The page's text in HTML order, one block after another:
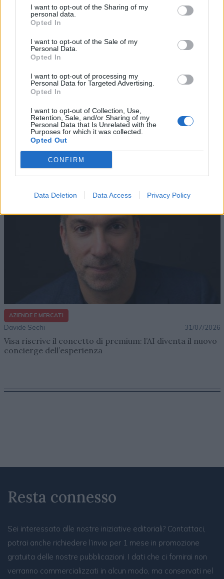
I want to opt-out of the Sharing of my
personal data.
Opted In
I want to opt-out of the Sale of my
Personal Data.
Opted In
I want to opt-out of processing my
Personal Data for Targeted Advertising.
Opted In
I want to opt-out of Collection, Use,
Retention, Sale, and/or Sharing of my
Personal Data that Is Unrelated with the
Purposes for which it was collected.
Opted Out
CONFIRM
Data Deletion Data Access Privacy Policy
AZIENDE E MERCATI
Davide Sechi 31/07/2026
Dal lusso circolare all’intelligenza artificiale: come
Lenush Saf costruisce un ecosistema tra creatività,
impresa e musica
AZIENDE E MERCATI
Davide Sechi 31/07/2026
Visa riscrive il concetto di premium: l’AI diventa il nuovo
concierge dell’esperienza
Resta connesso
Sei interessato alle nostre iniziative editoriali? Contattaci,
potrai anche richiedere l’invio per 1 mese in promozione
gratuita delle nostre pubblicazioni. I dati che ci fornirai non
verranno commercializzati in alcun modo, ma conservati nel